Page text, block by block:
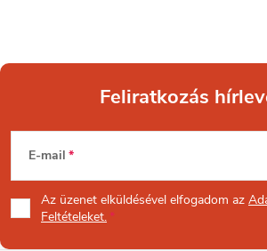
L
á
b
Feliratkozás
E-mail
Az üzenet elküldésével elfogadom az
Feltételeket.